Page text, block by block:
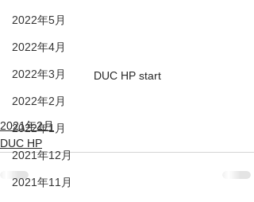
2022年5月
2022年4月
2022年3月
2022年2月
2022年1月
2021年12月
2021年11月
DUC HP start
2021年2月
DUC HP